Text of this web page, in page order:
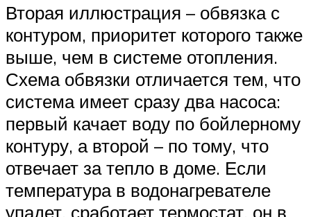
Вторая иллюстрация – обвязка с
контуром, приоритет которого также
выше, чем в системе отопления.
Схема обвязки отличается тем, что
система имеет сразу два насоса:
первый качает воду по бойлерному
контуру, а второй – по тому, что
отвечает за тепло в доме. Если
температура в водонагревателе
упадет, сработает термостат, он в